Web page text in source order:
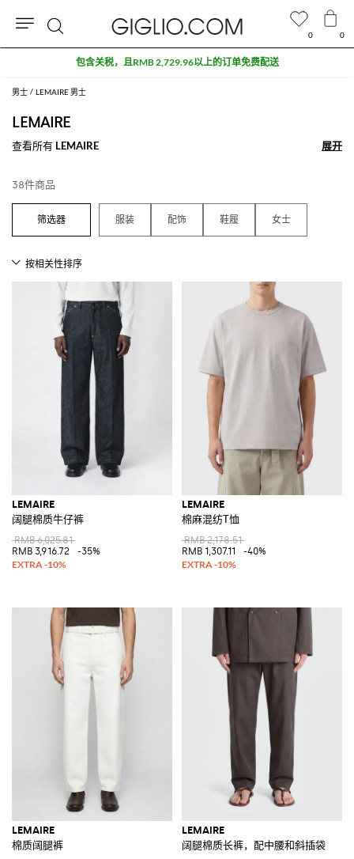
男士 LEMAIRE 男士
LEMAIRE
查看所有 LEMAIRE 展开
展开
38件商品
服装 配饰 鞋履 女士
LEMAIRE
阔腿棉质牛仔裤
RMB 6,025.81
RMB 3,916.72
-35%
LEMAIRE
棉麻混纺T恤
RMB 2,178.51
RMB 1,307.11
-40%
LEMAIRE
棉质阔腿裤
LEMAIRE
阔腿棉质长裤，配中腰和斜插袋
0 0
包含关税，且RMB 2,729.96以上的订单免费配送